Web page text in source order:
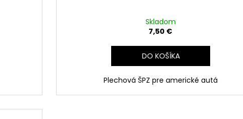
Skladom
7,50 €
DO KOŠÍKA
Plechová ŠPZ pre americké autá